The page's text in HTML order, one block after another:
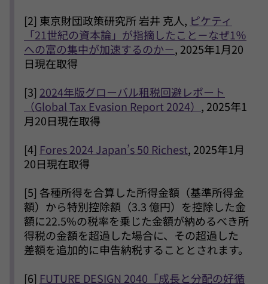
[2] 東京財団政策研究所 岩井 克人, ピケティ
「21世紀の資本論」が指摘したこと－なぜ1％
への富の集中が加速するのか－, 2025年1月20
日現在取得
[3] 2024年版グローバル租税回避レポート
（Global Tax Evasion Report 2024） , 2025年1
月20日現在取得
[4] Fores 2024 Japan’s 50 Richest, 2025年1月
20日現在取得
[5] 各種所得を合算した所得金額（基準所得金
額）から特別控除額（3.3 億円）を控除した金
額に22.5%の税率を乗じた金額が納めるべき所
得税の金額を超過した場合に、その超過した
差額を追加的に申告納税することとされます。
[6] FUTURE DESIGN 2040「成長と分配の好循